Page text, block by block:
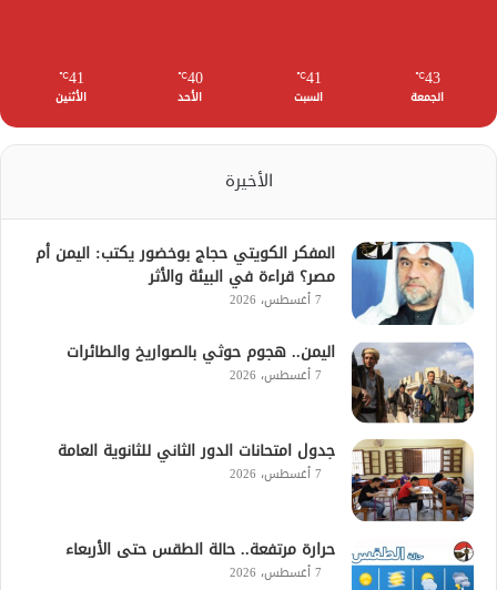
43
℃
الجمعة
41
℃
السبت
40
℃
الأحد
41
℃
الأثنين
الأخيرة
المفكر الكويتي حجاج بوخضور يكتب: اليمن أم
مصر؟ قراءة في البيئة والأثر
7 أغسطس، 2026
اليمن.. هجوم حوثي بالصواريخ والطائرات
7 أغسطس، 2026
جدول امتحانات الدور الثاني للثانوية العامة
7 أغسطس، 2026
حرارة مرتفعة.. حالة الطقس حتى الأربعاء
7 أغسطس، 2026